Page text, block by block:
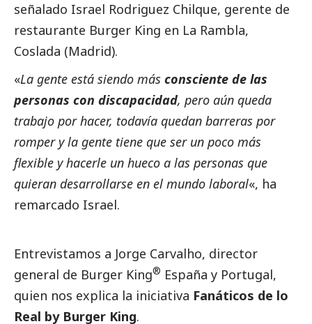
señalado Israel Rodriguez Chilque, gerente de
restaurante Burger King en La Rambla,
Coslada (Madrid).
«La gente está siendo más consciente de las
personas con discapacidad, pero aún queda
trabajo por hacer, todavía quedan barreras por
romper y la gente tiene que ser un poco más
flexible y hacerle un hueco a las personas que
quieran desarrollarse en el mundo laboral«, ha
remarcado Israel.
Entrevistamos a Jorge Carvalho, director
general de Burger King® España y Portugal,
quien nos explica la iniciativa Fanáticos de lo
Real by Burger King.